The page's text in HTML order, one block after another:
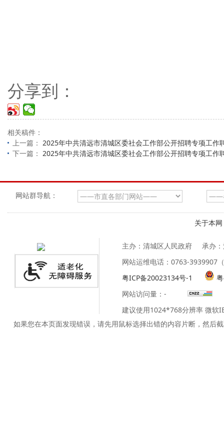
分享到：
相关稿件：
上一篇： 2025年中共清远市清城区委社会工作部公开招聘专项工作
下一篇： 2025年中共清远市清城区委社会工作部公开招聘专项工作
网站群导航：
关于本网
主办：清城区人民政府
承办
网站运维电话：0763-3939907
粤ICP备20023134号-1
网站访问量： -
建议使用1024*768分辨率 微软
如果您在本页面发现错误，请先用鼠标选择出错的内容片断，然后